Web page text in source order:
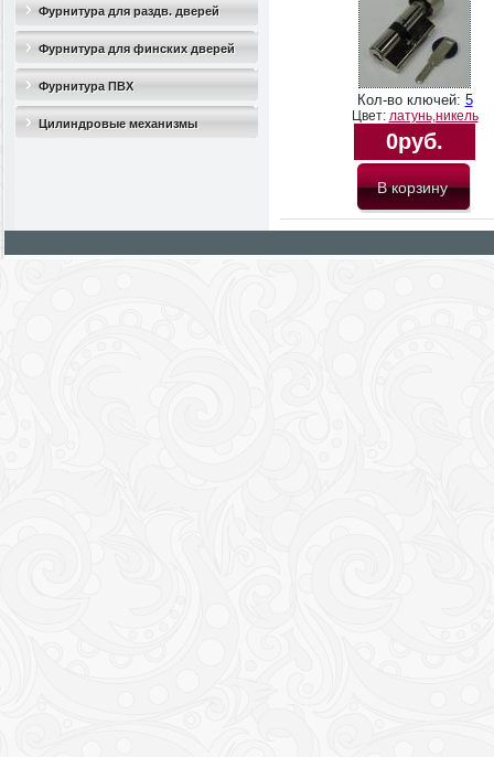
Фурнитура для раздв. дверей
Фурнитура для финских дверей
Фурнитура ПВХ
Цилиндровые механизмы
Кол-во ключей: 5
Цвет: латунь,никель
0руб.